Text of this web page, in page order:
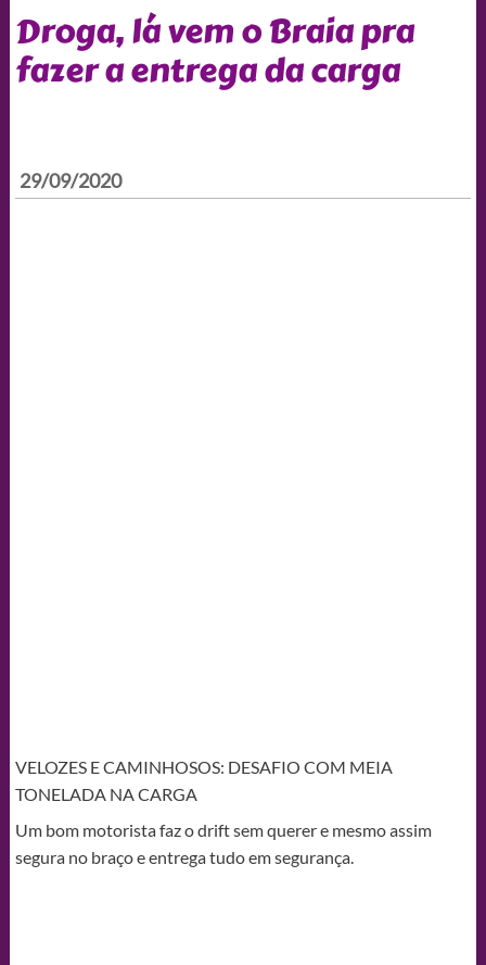
Droga, lá vem o Braia pra
fazer a entrega da carga
29/09/2020
VELOZES E CAMINHOSOS: DESAFIO COM MEIA
TONELADA NA CARGA
Um bom motorista faz o drift sem querer e mesmo assim
segura no braço e entrega tudo em segurança.